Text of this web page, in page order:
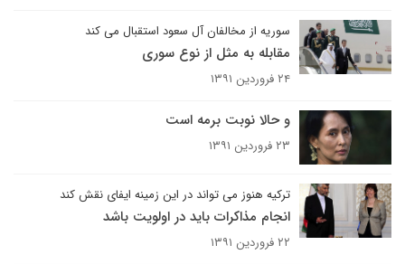
سوریه از مخالفان آل سعود استقبال می کند
مقابله به مثل از نوع سوری
۲۴ فروردین ۱۳۹۱
و حالا نوبت برمه است
۲۳ فروردین ۱۳۹۱
ترکیه هنوز می تواند در این زمینه ایفای نقش کند
انجام مذاکرات باید در اولویت باشد
۲۲ فروردین ۱۳۹۱